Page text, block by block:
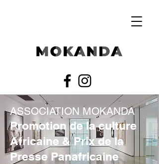
ASSOCIATION MOKANDA
Promotion de la culture
Africaine & Prix de la
Presse Panafricaine